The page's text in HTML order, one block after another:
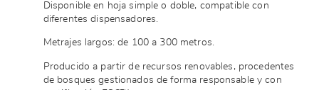
Disponible en hoja simple o doble, compatible con
diferentes dispensadores.
Metrajes largos: de 100 a 300 metros.
Producido a partir de recursos renovables, procedentes
de bosques gestionados de forma responsable y con